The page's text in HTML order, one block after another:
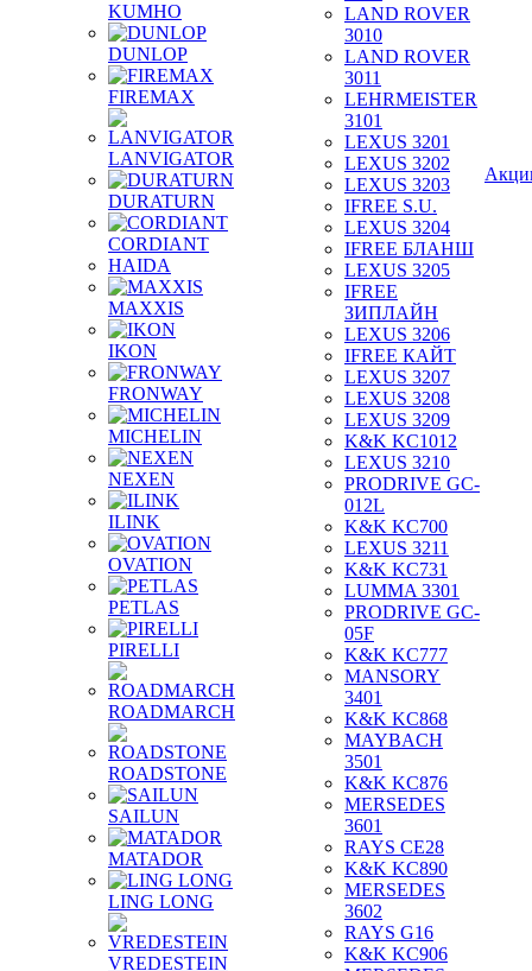
KUMHO
DUNLOP
FIREMAX
LANVIGATOR
DURATURN
CORDIANT
HAIDA
MAXXIS
IKON
FRONWAY
MICHELIN
NEXEN
ILINK
OVATION
PETLAS
PIRELLI
ROADMARCH
ROADSTONE
SAILUN
MATADOR
LING LONG
VREDESTEIN
LAND ROVER
3010
LAND ROVER
3011
LEHRMEISTER
3101
LEXUS 3201
LEXUS 3202
LEXUS 3203
IFREE S.U.
LEXUS 3204
IFREE БЛАНШ
LEXUS 3205
IFREE
ЗИПЛАЙН
LEXUS 3206
IFREE КАЙТ
LEXUS 3207
LEXUS 3208
LEXUS 3209
K&K KC1012
LEXUS 3210
PRODRIVE GC-
012L
K&K KC700
LEXUS 3211
K&K KC731
LUMMA 3301
PRODRIVE GC-
05F
K&K KC777
MANSORY
3401
K&K KC868
MAYBACH
3501
K&K KC876
MERSEDES
3601
RAYS CE28
K&K KC890
MERSEDES
3602
RAYS G16
K&K KC906